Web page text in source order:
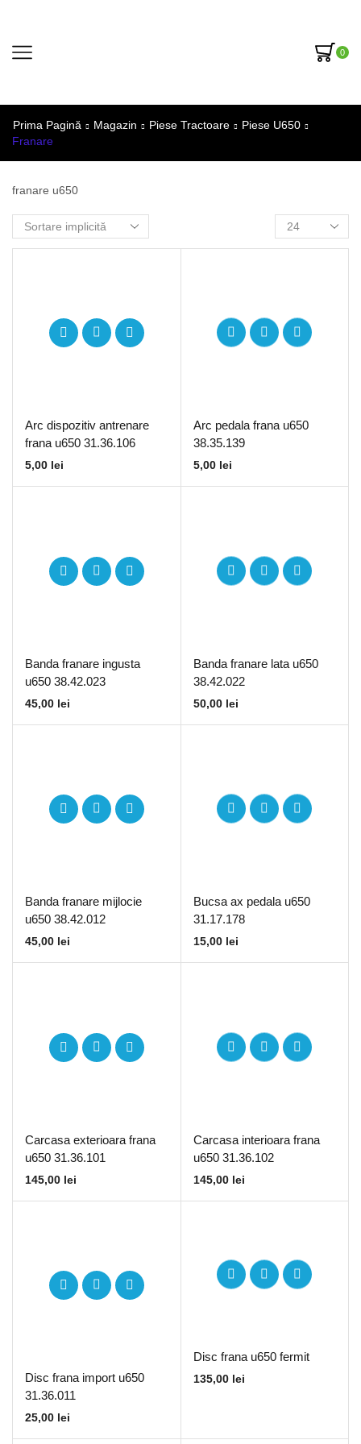
0
Prima Pagină Magazin Piese Tractoare
Piese U650
Franare
franare u650
Arc dispozitiv antrenare
frana u650 31.36.106
5,00 lei
Arc pedala frana u650
38.35.139
5,00 lei
Banda franare ingusta
u650 38.42.023
45,00 lei
Banda franare lata u650
38.42.022
50,00 lei
Banda franare mijlocie
u650 38.42.012
45,00 lei
Bucsa ax pedala u650
31.17.178
15,00 lei
Carcasa exterioara frana
u650 31.36.101
145,00 lei
Carcasa interioara frana
u650 31.36.102
145,00 lei
Disc frana import u650
31.36.011
25,00 lei
Disc frana u650 fermit
135,00 lei